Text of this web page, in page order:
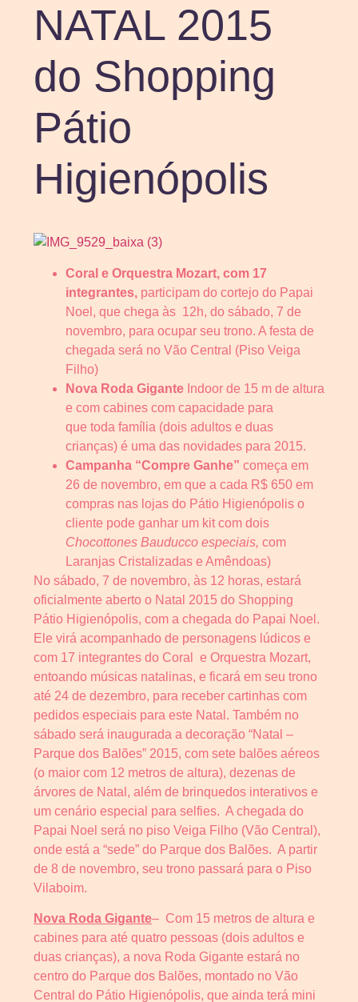
NATAL 2015
do Shopping
Pátio
Higienópolis
Coral e Orquestra Mozart, com 17
integrantes, participam do cortejo do Papai
Noel, que chega às 12h, do sábado, 7 de
novembro, para ocupar seu trono. A festa de
chegada será no Vão Central (Piso Veiga
Filho)
Nova Roda Gigante Indoor de 15 m de altura
e com cabines com capacidade para
que toda família (dois adultos e duas
crianças) é uma das novidades para 2015.
Campanha “Compre Ganhe” começa em
26 de novembro, em que a cada R$ 650 em
compras nas lojas do Pátio Higienópolis o
cliente pode ganhar um kit com dois
Chocottones Bauducco especiais, com
Laranjas Cristalizadas e Amêndoas)
No sábado, 7 de novembro, às 12 horas, estará
oficialmente aberto o Natal 2015 do Shopping
Pátio Higienópolis, com a chegada do Papai Noel.
Ele virá acompanhado de personagens lúdicos e
com 17 integrantes do Coral e Orquestra Mozart,
entoando músicas natalinas, e ficará em seu trono
até 24 de dezembro, para receber cartinhas com
pedidos especiais para este Natal. Também no
sábado será inaugurada a decoração “Natal –
Parque dos Balões” 2015, com sete balões aéreos
(o maior com 12 metros de altura), dezenas de
árvores de Natal, além de brinquedos interativos e
um cenário especial para selfies. A chegada do
Papai Noel será no piso Veiga Filho (Vão Central),
onde está a “sede” do Parque dos Balões. A partir
de 8 de novembro, seu trono passará para o Piso
Vilaboim.
Nova Roda Gigante– Com 15 metros de altura e
cabines para até quatro pessoas (dois adultos e
duas crianças), a nova Roda Gigante estará no
centro do Parque dos Balões, montado no Vão
Central do Pátio Higienópolis, que ainda terá mini